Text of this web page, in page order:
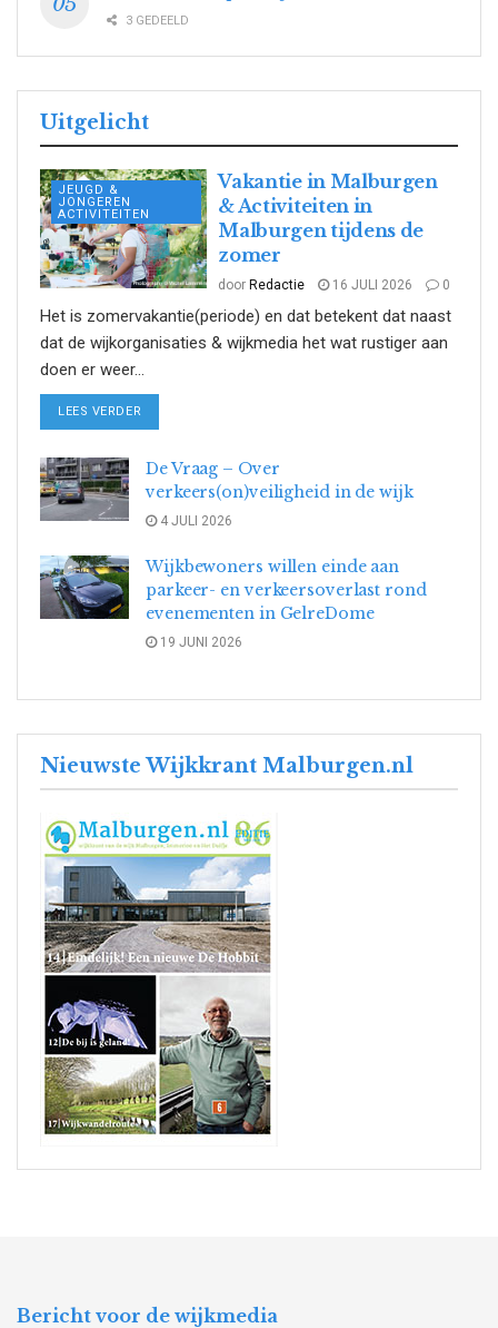
3 GEDEELD
Uitgelicht
JEUGD &
JONGEREN
ACTIVITEITEN
Vakantie in Malburgen
& Activiteiten in
Malburgen tijdens de
zomer
door Redactie 16 JULI 2026 0
Het is zomervakantie(periode) en dat betekent dat naast
dat de wijkorganisaties & wijkmedia het wat rustiger aan
doen er weer...
LEES VERDER
De Vraag – Over
verkeers(on)veiligheid in de wijk
4 JULI 2026
Wijkbewoners willen einde aan
parkeer- en verkeersoverlast rond
evenementen in GelreDome
19 JUNI 2026
Nieuwste Wijkkrant Malburgen.nl
Bericht voor de wijkmedia